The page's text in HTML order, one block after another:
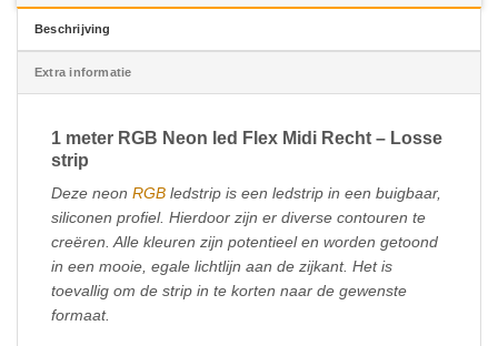
Beschrijving
Extra informatie
1 meter RGB Neon led Flex Midi Recht – Losse
strip
Deze neon RGB ledstrip is een ledstrip in een buigbaar,
siliconen profiel. Hierdoor zijn er diverse contouren te
creëren. Alle kleuren zijn potentieel en worden getoond
in een mooie, egale lichtlijn aan de zijkant. Het is
toevallig om de strip in te korten naar de gewenste
formaat.